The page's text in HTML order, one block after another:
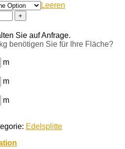
Leeren
Sie auf Anfrage.
benötigen Sie für Ihre Fläche?
m
m
m
Edelsplitte